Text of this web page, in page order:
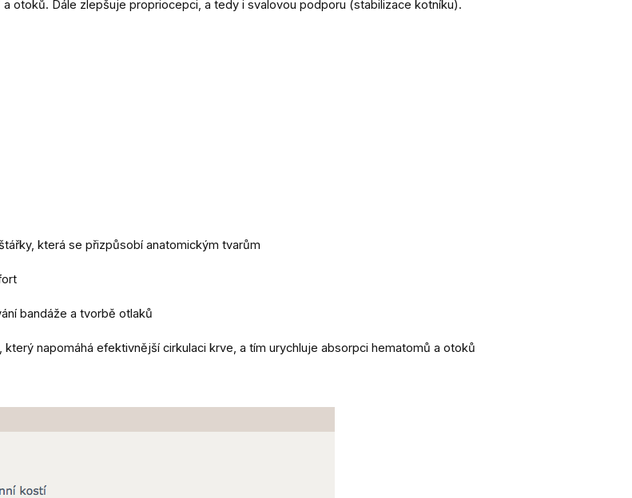
otoků. Dále zlepšuje propriocepci, a tedy i svalovou podporu (stabilizace kotníku).
která se přizpůsobí anatomickým tvarům
bandáže a tvorbě otlaků
napomáhá efektivnější cirkulaci krve, a tím urychluje absorpci hematomů a otoků